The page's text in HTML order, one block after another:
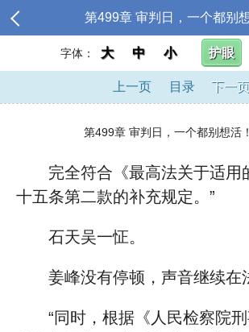
第499章 审判日，一个都别
字体： 大 中 小 护眼
上一页 目录 下一页
第499章 审判日，一个都别想活
完全符合《最高法关于适用
十五条第二款的补充规定。”
石天吴一怔。
姜峰没有停顿，声音继续在
“同时，根据《人民检察院刑